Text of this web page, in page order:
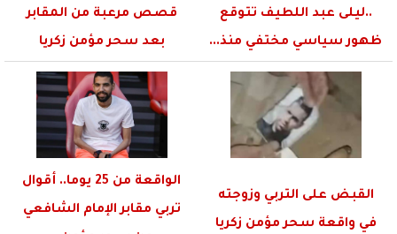
..ليلى عبد اللطيف تتوقع
ظهور سياسي مختفي منذ...
قصص مرعبة من المقابر
بعد سحر مؤمن زكريا
القبض على التربي وزوجته
في واقعة سحر مؤمن زكريا
الواقعة من 25 يوما.. أقوال
تربي مقابر الإمام الشافعي